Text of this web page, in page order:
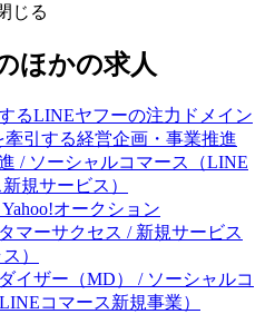
じる
ほかの求人
るLINEヤフーの注力ドメイン
引する経営企画・事業推進
/ ソーシャルコマース（LINE
規サービス）
オークション
マーサクセス / 新規サービス
）
イザー（MD） / ソーシャルコ
コマース新規事業）